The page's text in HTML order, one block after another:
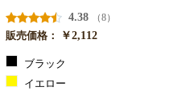
4.38
（8）
販売価格：
￥2,112
ブラック
イエロー